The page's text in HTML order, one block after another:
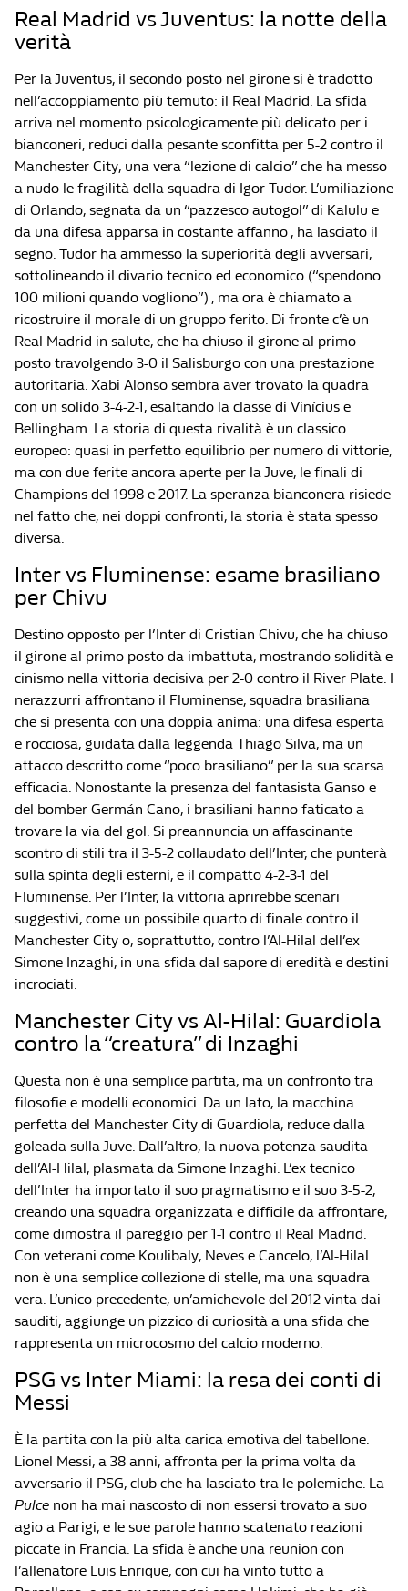
Real Madrid vs Juventus: la notte della
verità
Per la Juventus, il secondo posto nel girone si è tradotto
nell’accoppiamento più temuto: il Real Madrid. La sfida
arriva nel momento psicologicamente più delicato per i
bianconeri, reduci dalla pesante sconfitta per 5-2 contro il
Manchester City, una vera “lezione di calcio” che ha messo
a nudo le fragilità della squadra di Igor Tudor. L’umiliazione
di Orlando, segnata da un “pazzesco autogol” di Kalulu e
da una difesa apparsa in costante affanno , ha lasciato il
segno. Tudor ha ammesso la superiorità degli avversari,
sottolineando il divario tecnico ed economico (“spendono
100 milioni quando vogliono”) , ma ora è chiamato a
ricostruire il morale di un gruppo ferito. Di fronte c’è un
Real Madrid in salute, che ha chiuso il girone al primo
posto travolgendo 3-0 il Salisburgo con una prestazione
autoritaria. Xabi Alonso sembra aver trovato la quadra
con un solido 3-4-2-1, esaltando la classe di Vinícius e
Bellingham. La storia di questa rivalità è un classico
europeo: quasi in perfetto equilibrio per numero di vittorie,
ma con due ferite ancora aperte per la Juve, le finali di
Champions del 1998 e 2017. La speranza bianconera risiede
nel fatto che, nei doppi confronti, la storia è stata spesso
diversa.
Inter vs Fluminense: esame brasiliano
per Chivu
Destino opposto per l’Inter di Cristian Chivu, che ha chiuso
il girone al primo posto da imbattuta, mostrando solidità e
cinismo nella vittoria decisiva per 2-0 contro il River Plate. I
nerazzurri affrontano il Fluminense, squadra brasiliana
che si presenta con una doppia anima: una difesa esperta
e rocciosa, guidata dalla leggenda Thiago Silva, ma un
attacco descritto come “poco brasiliano” per la sua scarsa
efficacia. Nonostante la presenza del fantasista Ganso e
del bomber Germán Cano, i brasiliani hanno faticato a
trovare la via del gol. Si preannuncia un affascinante
scontro di stili tra il 3-5-2 collaudato dell’Inter, che punterà
sulla spinta degli esterni, e il compatto 4-2-3-1 del
Fluminense. Per l’Inter, la vittoria aprirebbe scenari
suggestivi, come un possibile quarto di finale contro il
Manchester City o, soprattutto, contro l’Al-Hilal dell’ex
Simone Inzaghi, in una sfida dal sapore di eredità e destini
incrociati.
Manchester City vs Al-Hilal: Guardiola
contro la “creatura” di Inzaghi
Questa non è una semplice partita, ma un confronto tra
filosofie e modelli economici. Da un lato, la macchina
perfetta del Manchester City di Guardiola, reduce dalla
goleada sulla Juve. Dall’altro, la nuova potenza saudita
dell’Al-Hilal, plasmata da Simone Inzaghi. L’ex tecnico
dell’Inter ha importato il suo pragmatismo e il suo 3-5-2,
creando una squadra organizzata e difficile da affrontare,
come dimostra il pareggio per 1-1 contro il Real Madrid.
Con veterani come Koulibaly, Neves e Cancelo, l’Al-Hilal
non è una semplice collezione di stelle, ma una squadra
vera. L’unico precedente, un’amichevole del 2012 vinta dai
sauditi, aggiunge un pizzico di curiosità a una sfida che
rappresenta un microcosmo del calcio moderno.
PSG vs Inter Miami: la resa dei conti di
Messi
È la partita con la più alta carica emotiva del tabellone.
Lionel Messi, a 38 anni, affronta per la prima volta da
avversario il PSG, club che ha lasciato tra le polemiche. La
Pulce non ha mai nascosto di non essersi trovato a suo
agio a Parigi, e le sue parole hanno scatenato reazioni
piccate in Francia. La sfida è anche una reunion con
l’allenatore Luis Enrique, con cui ha vinto tutto a